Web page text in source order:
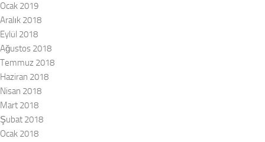
Ocak 2019
Aralık 2018
Eylül 2018
Ağustos 2018
Temmuz 2018
Haziran 2018
Nisan 2018
Mart 2018
Şubat 2018
Ocak 2018